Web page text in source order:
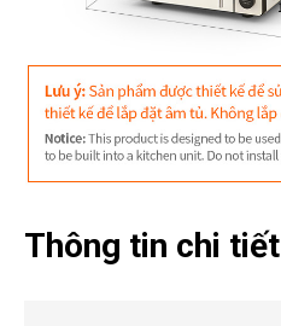
Thông tin chi tiết